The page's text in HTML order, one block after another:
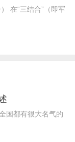
在“三结合”（即军
国都有很大名气的